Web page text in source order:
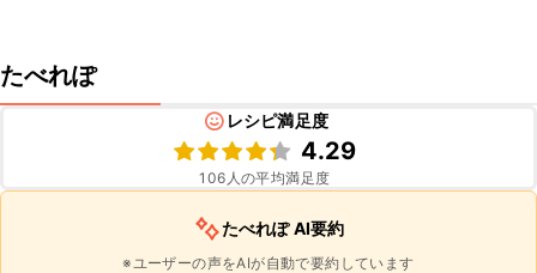
たべれぽ
レシピ満足度
4.29
106 人の平均満足度
たべれぽ AI要約
※ユーザーの声をAIが自動で要約しています